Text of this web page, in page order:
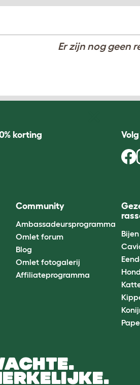
Er zijn nog geen
korting
Community
Ambassadeursprogramma
Omlet forum
Blog
Omlet fotogalerij
Affiliateprogramma
Bijen